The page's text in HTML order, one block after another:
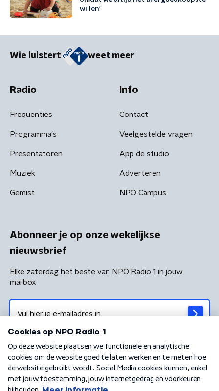
willen'
Wie luistert weet meer
Radio
Frequenties
Programma's
Presentatoren
Muziek
Gemist
Info
Contact
Veelgestelde vragen
App de studio
Adverteren
NPO Campus
Abonneer je op onze wekelijkse
nieuwsbrief
Elke zaterdag het beste van NPO Radio 1 in jouw
mailbox
Algemene voorwaarden